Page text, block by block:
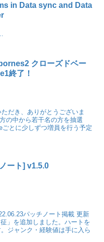
in Data sync and Data
クローズドベー
終了！
だき、ありがとうございま
の中から若干名の方を抽選
とに少しずつ増員を行う予定
ート] v1.5.0
パッチノート掲載 更新
」を追加しました。ハートを
ジャンク・経験値は手に入ら